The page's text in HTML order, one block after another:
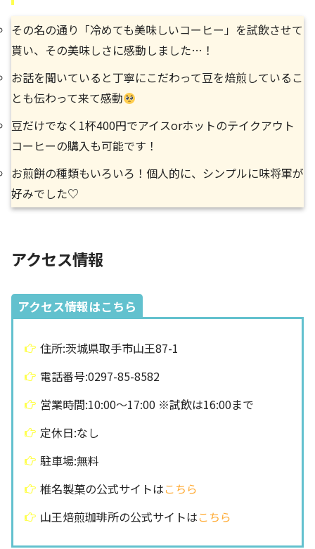
その名の通り「冷めても美味しいコーヒー」を試飲させて
貰い、その美味しさに感動しました…！
お話を聞いていると丁寧にこだわって豆を焙煎しているこ
とも伝わって来て感動
豆だけでなく1杯400円でアイスorホットのテイクアウト
コーヒーの購入も可能です！
お煎餅の種類もいろいろ！個人的に、シンプルに味将軍が
好みでした♡
アクセス情報
アクセス情報はこちら
住所:茨城県取手市山王87-1
電話番号:0297-85-8582
営業時間:10:00〜17:00 ※試飲は16:00まで
定休日:なし
駐車場:無料
椎名製菓の公式サイトはこちら
山王焙煎珈琲所の公式サイトはこちら